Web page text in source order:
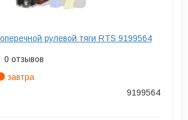
рулевой тяги RTS 9199564
0 отзывов
завтра
9199564